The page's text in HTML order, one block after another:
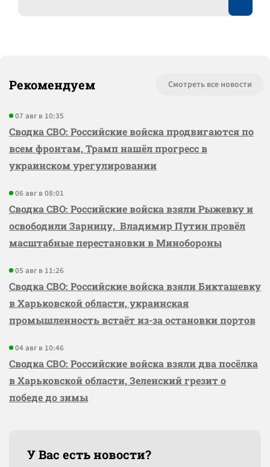
Рекомендуем Смотреть все новости
07 авг в 10:35
Сводка СВО: Российские войска продвигаются по
всем фронтам, Трамп нашёл прогресс в
украинском урегулировании
06 авг в 08:01
Сводка СВО: Российские войска взяли Рыжевку и
освободили Зарницу, Владимир Путин провёл
масштабные перестановки в Минобороны
05 авг в 11:26
Сводка СВО: Российские войска взяли Бикташевку
в Харьковской области, украинская
промышленность встаёт из-за остановки портов
04 авг в 10:46
Сводка СВО: Российские войска взяли два посёлка
в Харьковской области, Зеленский грезит о
победе до зимы
У Вас есть новости?